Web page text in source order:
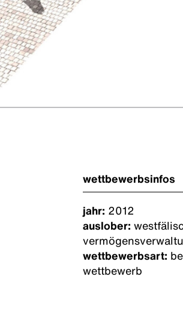
wettbewerbsinfos
jahr: 2012
auslober:
wettbewerbsart:
wettbewerb